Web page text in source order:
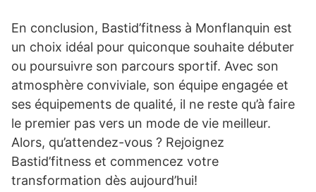
En conclusion, Bastid’fitness à Monflanquin est
un choix idéal pour quiconque souhaite débuter
ou poursuivre son parcours sportif. Avec son
atmosphère conviviale, son équipe engagée et
ses équipements de qualité, il ne reste qu’à faire
le premier pas vers un mode de vie meilleur.
Alors, qu’attendez-vous ? Rejoignez
Bastid’fitness et commencez votre
transformation dès aujourd’hui!